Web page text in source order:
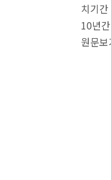
치기
10년
원문